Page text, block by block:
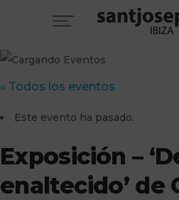
« Todos los eventos
Este evento ha pasado.
Exposición –
enaltecido’ de